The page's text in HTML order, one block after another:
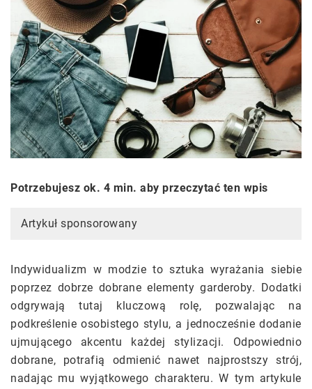
Potrzebujesz ok. 4 min. aby przeczytać ten wpis
Artykuł sponsorowany
Indywidualizm w modzie to sztuka wyrażania siebie
poprzez dobrze dobrane elementy garderoby. Dodatki
odgrywają tutaj kluczową rolę, pozwalając na
podkreślenie osobistego stylu, a jednocześnie dodanie
ujmującego akcentu każdej stylizacji. Odpowiednio
dobrane, potrafią odmienić nawet najprostszy strój,
nadając mu wyjątkowego charakteru. W tym artykule